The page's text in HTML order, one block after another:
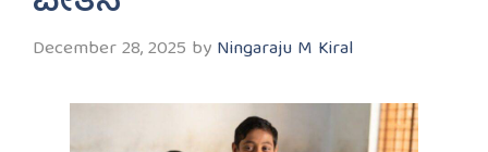
December 28, 2025 by Ningaraju M Kiral